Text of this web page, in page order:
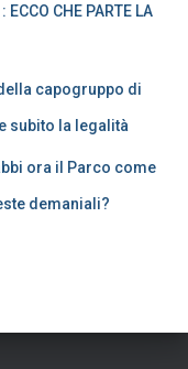
ECCO CHE PARTE LA
capogruppo di
subito la legalità
ora il Parco come
demaniali?